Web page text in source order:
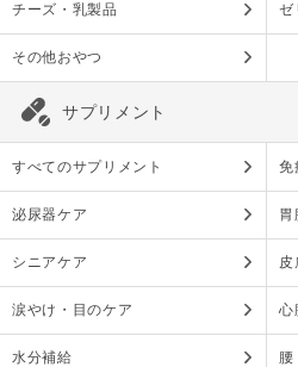
チーズ・乳製品 ゼ
その他おやつ
サプリメント
すべてのサプリメント 免
泌尿器ケア 胃
シニアケア 皮
涙やけ・目のケア 心
水分補給